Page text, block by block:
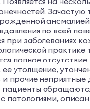
Зачастую
по всей
при заболеваниях
практике
полное отсутствие
утолщение,
и прочие неприятные
патологиями,